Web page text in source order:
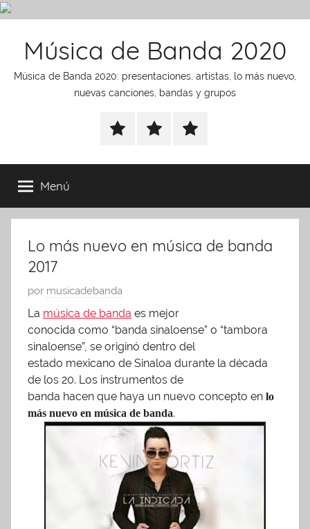
Música de Banda 2020
Música de Banda 2020: presentaciones, artistas, lo más nuevo,
nuevas canciones, bandas y grupos
presentaciones
noticiasArtistas
Menú
Lo más nuevo en música de banda
2017
P
u
b
l
i
c
a
d
por musicadebanda
La música de banda es mejor
conocida como “banda sinaloense” o “tambora
sinaloense”, se originó dentro del
estado mexicano de Sinaloa durante la década
de los 20. Los instrumentos de
banda hacen que haya un nuevo concepto en lo
más nuevo en música de banda.